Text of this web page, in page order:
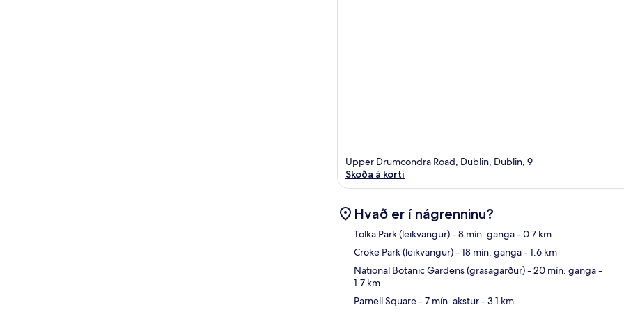
Upper Drumcondra Road, Dublin, Dublin, 9
Skoða á korti
Hvað er í nágrenninu?
Tolka Park (leikvangur)- 8 mín. ganga- 0.7 km
Croke Park (leikvangur)- 18 mín. ganga- 1.6 km
National Botanic Gardens (grasagarður)- 20 mín. ganga-
1.7 km
Parnell Square- 7 mín. akstur- 3.1 km